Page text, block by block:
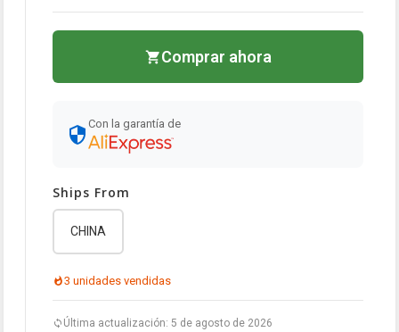
Comprar ahora
Con la garantía de
Ships From
CHINA
3 unidades vendidas
Última actualización: 5 de agosto de 2026